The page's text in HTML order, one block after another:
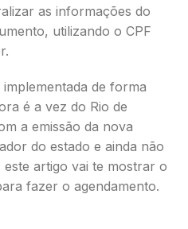
as informações do
utilizando o CPF
de forma
é a vez do Rio de
a emissão da nova
do estado e ainda não
artigo vai te mostrar o
fazer o agendamento.